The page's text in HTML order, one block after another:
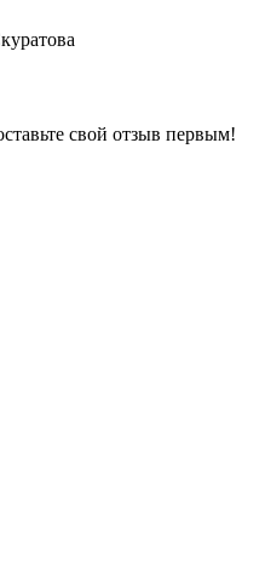
свой отзыв первым!